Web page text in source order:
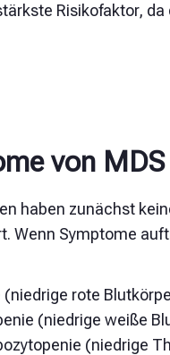
Risikofaktor,
von MDS
haben zunächst
Wenn Symptome
(niedrige rote
(niedrige weiße
(niedrige